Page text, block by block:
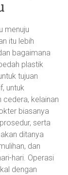
menuju
itu lebih
bagaimana
plastik
tujuan
untuk
cedera, kelainan
biasanya
serta
ditanya
dan
hari. Operasi
dengan